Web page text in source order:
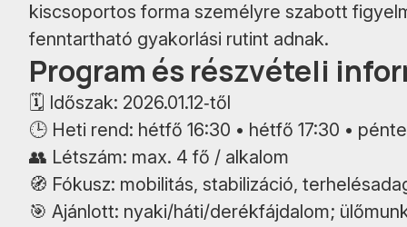
kiscsoportos forma személyre szabott
fenntartható gyakorlási rutint adnak.
Program és részvételi
🗓 Időszak: 2026.01.12‑től
🕒 Heti rend: hétfő 16:30 • hétfő 17:30 •
👥 Létszám: max. 4 fő / alkalom
🧭 Fókusz: mobilitás, stabilizáció,
🎯 Ajánlott: nyaki/háti/derékfájdalom;